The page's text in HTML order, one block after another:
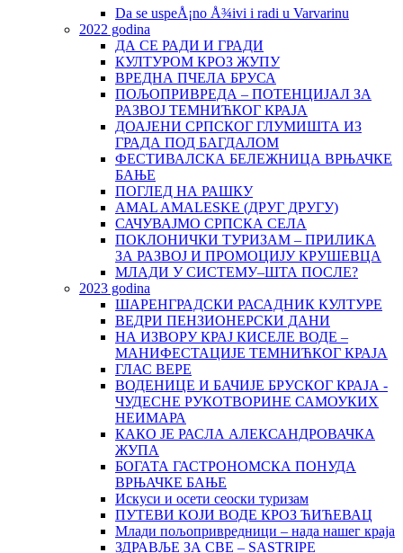
Da se uspeÅ¡no Å¾ivi i radi u Varvarinu
2022 godina
ДА СЕ РАДИ И ГРАДИ
КУЛТУРОМ КРОЗ ЖУПУ
ВРЕДНА ПЧЕЛА БРУСА
ПОЉОПРИВРЕДА – ПОТЕНЦИЈАЛ ЗА
РАЗВОЈ ТЕМНИЋКОГ КРАЈА
ДОАЈЕНИ СРПСКОГ ГЛУМИШТА ИЗ
ГРАДА ПОД БАГДАЛОМ
ФЕСТИВАЛСКА БЕЛЕЖНИЦА ВРЊАЧКЕ
БАЊЕ
ПОГЛЕД НА РАШКУ
AMAL AMALESKE (ДРУГ ДРУГУ)
САЧУВАЈМО СРПСКА СЕЛА
ПОКЛОНИЧКИ ТУРИЗАМ – ПРИЛИКА
ЗА РАЗВОЈ И ПРОМОЦИЈУ КРУШЕВЦА
МЛАДИ У СИСТЕМУ–ШТА ПОСЛЕ?
2023 godina
ШАРЕНГРАДСКИ РАСАДНИК КУЛТУРЕ
ВЕДРИ ПЕНЗИОНЕРСКИ ДАНИ
НА ИЗВОРУ КРАЈ КИСЕЛЕ ВОДЕ –
МАНИФЕСТАЦИЈЕ ТЕМНИЋКОГ КРАЈА
ГЛАС ВЕРЕ
ВОДЕНИЦЕ И БАЧИЈЕ БРУСКОГ КРАЈА -
ЧУДЕСНЕ РУКОТВОРИНЕ САМОУКИХ
НЕИМАРА
КАКО ЈЕ РАСЛА АЛЕКСАНДРОВАЧКА
ЖУПА
БОГАТА ГАСТРОНОМСКА ПОНУДА
ВРЊАЧКЕ БАЊЕ
Искуси и осети сеоски туризам
ПУТЕВИ КОЈИ ВОДЕ КРОЗ ЋИЋЕВАЦ
Млади пољопривредници – нада нашег краја
ЗДРАВЉЕ ЗА СВЕ – SASTRIPE